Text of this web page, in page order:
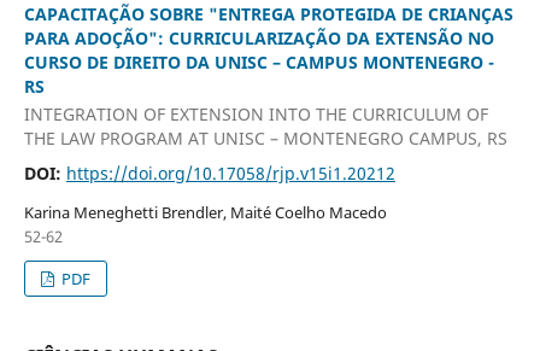
CAPACITAÇÃO SOBRE "ENTREGA PROTEGIDA DE CRIANÇAS
PARA ADOÇÃO": CURRICULARIZAÇÃO DA EXTENSÃO NO
CURSO DE DIREITO DA UNISC – CAMPUS MONTENEGRO -
RS
INTEGRATION OF EXTENSION INTO THE CURRICULUM OF
THE LAW PROGRAM AT UNISC – MONTENEGRO CAMPUS, RS
DOI: https://doi.org/10.17058/rjp.v15i1.20212
Karina Meneghetti Brendler, Maité Coelho Macedo
52-62
PDF